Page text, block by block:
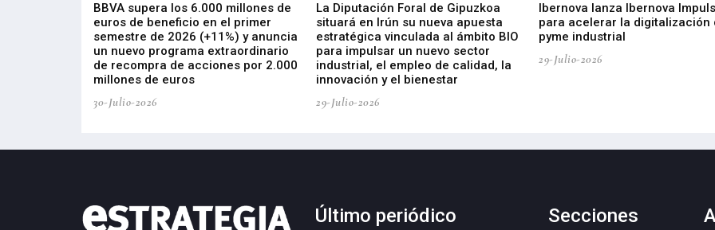
BBVA supera los 6.000 millones de
euros de beneficio en el primer
semestre de 2026 (+11%) y anuncia
un nuevo programa extraordinario
de recompra de acciones por 2.000
millones de euros
30-Julio-2026
La Diputación Foral de Gipuzkoa
situará en Irún su nueva apuesta
estratégica vinculada al ámbito BIO
para impulsar un nuevo sector
industrial, el empleo de calidad, la
innovación y el bienestar
29-Julio-2026
Ibernova lanza Ibernova
para acelerar la digitalización
pyme industrial
29-Julio-2026
Último periódico Secciones